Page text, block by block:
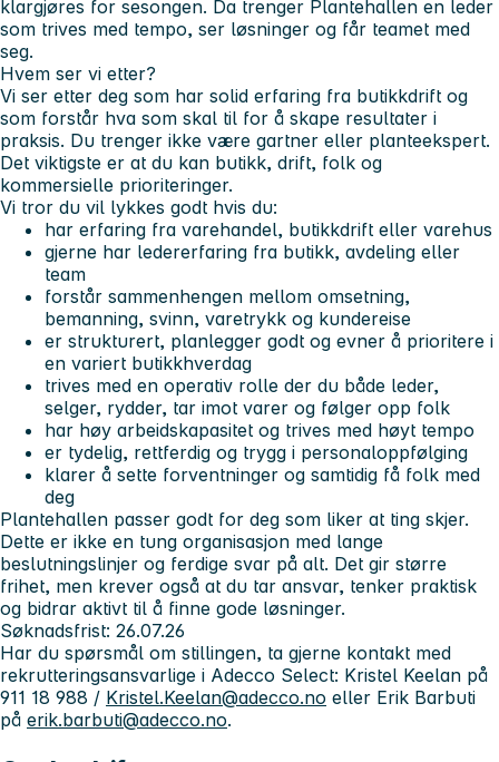
klargjøres for sesongen. Da trenger Plantehallen en leder
som trives med tempo, ser løsninger og får teamet med
seg.
Hvem ser vi etter?
Vi ser etter deg som har solid erfaring fra butikkdrift og
som forstår hva som skal til for å skape resultater i
praksis. Du trenger ikke være gartner eller planteekspert.
Det viktigste er at du kan butikk, drift, folk og
kommersielle prioriteringer.
Vi tror du vil lykkes godt hvis du:
har erfaring fra varehandel, butikkdrift eller varehus
gjerne har ledererfaring fra butikk, avdeling eller
team
forstår sammenhengen mellom omsetning,
bemanning, svinn, varetrykk og kundereise
er strukturert, planlegger godt og evner å prioritere i
en variert butikkhverdag
trives med en operativ rolle der du både leder,
selger, rydder, tar imot varer og følger opp folk
har høy arbeidskapasitet og trives med høyt tempo
er tydelig, rettferdig og trygg i personaloppfølging
klarer å sette forventninger og samtidig få folk med
deg
Plantehallen passer godt for deg som liker at ting skjer.
Dette er ikke en tung organisasjon med lange
beslutningslinjer og ferdige svar på alt. Det gir større
frihet, men krever også at du tar ansvar, tenker praktisk
og bidrar aktivt til å finne gode løsninger.
Søknadsfrist: 26.07.26
Har du spørsmål om stillingen, ta gjerne kontakt med
rekrutteringsansvarlige i Adecco Select: Kristel Keelan på
911 18 988 / Kristel.Keelan@adecco.no eller Erik Barbuti
på erik.barbuti@adecco.no.